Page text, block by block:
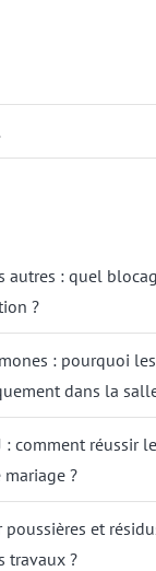
autres : quel
?
: pourquoi
dans la
: comment réussir
?
et
travaux ?